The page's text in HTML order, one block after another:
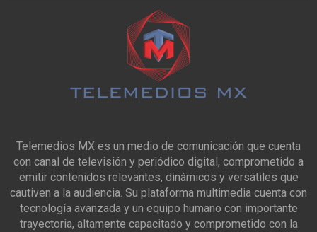
Telemedios MX es un medio de comunicación que cuenta
con canal de televisión y periódico digital, comprometido a
emitir contenidos relevantes, dinámicos y versátiles que
cautiven a la audiencia. Su plataforma multimedia cuenta con
tecnología avanzada y un equipo humano con importante
trayectoria, altamente capacitado y comprometido con la